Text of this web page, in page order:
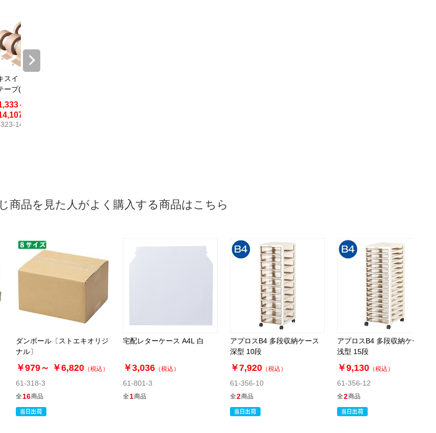
スイ クラフ
ープ(50m
～
14
税抜 ￥1,300 /単価
￥143.00
￥1,430
在庫あり〇
当日出荷
※日祝除く12時まで
カートに入れる
61-318-1-9
(9). 幅38.4×奥行27.4×高さ31.1[21.1]cm(10枚)
￥181.50
￥1,815
在庫あり〇
カートに入れる
商品を見た人がよく購入する商品はこちら
ダンボール〔ストエキオリジ
ナル〕
￥979～ ￥6,820 （税込）
61-318-3
全16商品
宅配レターケース A4L 白
￥3,036 （税込）
61-801-3
全1商品
アプロスB4 多段収納ケース
深型 10段
￥7,920 （税込）
61-356-10
全2商品
アプロスB4 多段収納ケース
浅型 15段
￥9,130 （税込）
61-356-12
全2商品